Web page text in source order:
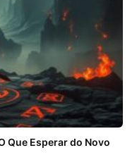
Que Esperar do Novo